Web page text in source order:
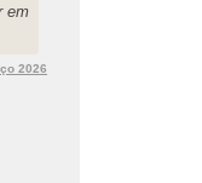
em
2026